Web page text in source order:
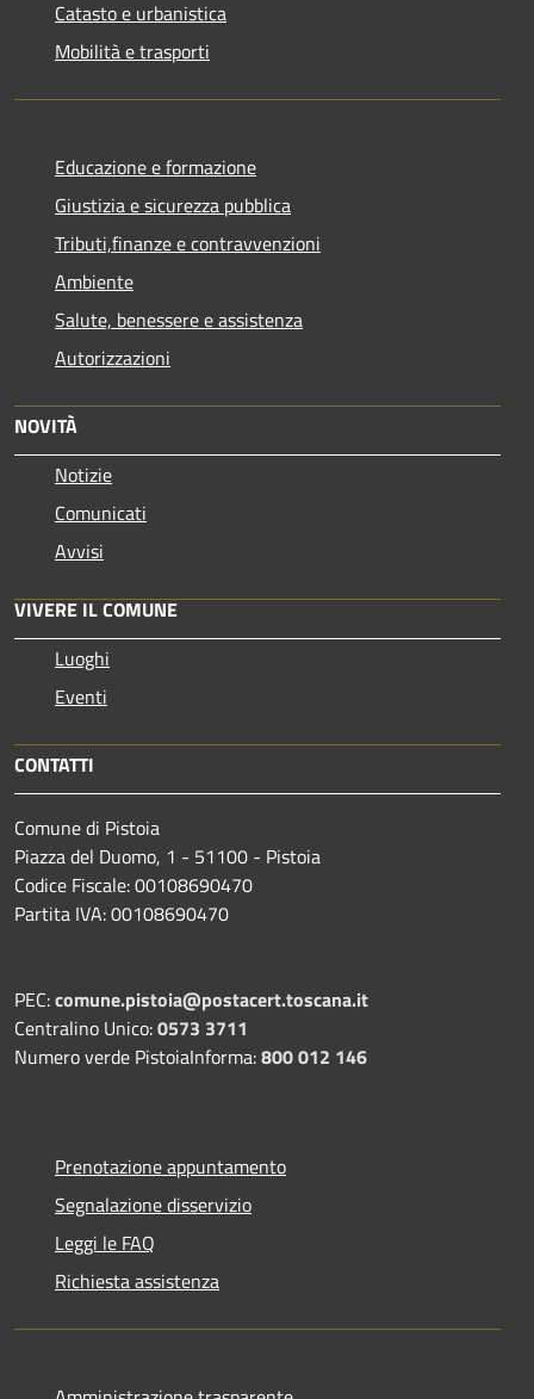
Catasto e urbanistica
Mobilità e trasporti
Educazione e formazione
Giustizia e sicurezza pubblica
Tributi,finanze e contravvenzioni
Ambiente
Salute, benessere e assistenza
Autorizzazioni
NOVITÀ
Notizie
Comunicati
Avvisi
VIVERE IL COMUNE
Luoghi
Eventi
CONTATTI
Comune di Pistoia
Piazza del Duomo, 1 - 51100 - Pistoia
Codice Fiscale: 00108690470
Partita IVA: 00108690470
PEC:comune.pistoia@postacert.toscana.it
Centralino Unico:0573 3711
Numero verde PistoiaInforma:800 012 146
Prenotazione appuntamento
Segnalazione disservizio
Leggi le FAQ
Richiesta assistenza